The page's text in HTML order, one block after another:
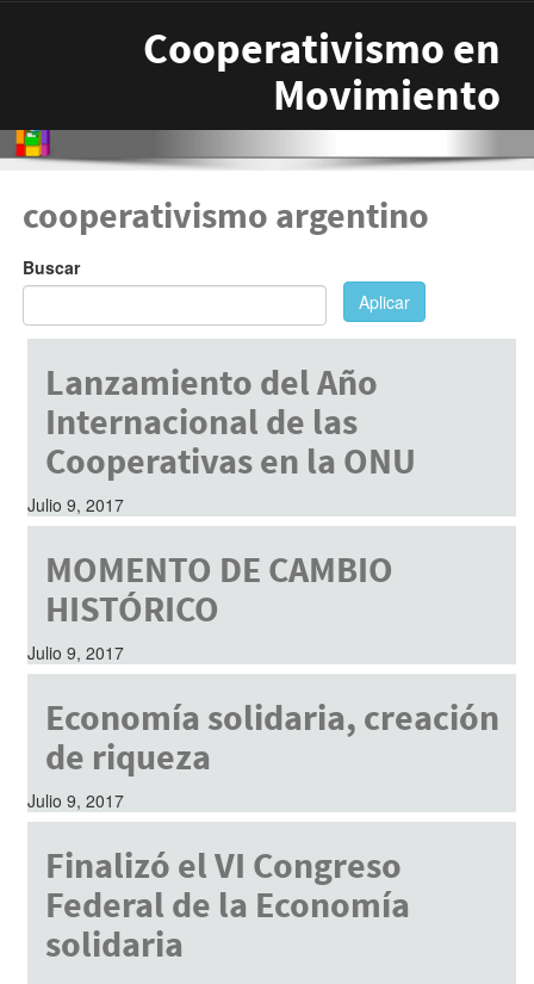
Cooperativismo en
Movimiento
cooperativismo argentino
Buscar
Aplicar
Lanzamiento del Año
Internacional de las
Cooperativas en la ONU
Julio 9, 2017
MOMENTO DE CAMBIO
HISTÓRICO
Julio 9, 2017
Economía solidaria, creación
de riqueza
Julio 9, 2017
Finalizó el VI Congreso
Federal de la Economía
solidaria